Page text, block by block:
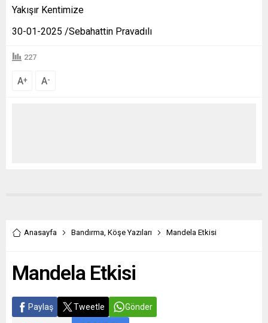
Yakışır Kentimize
30-01-2025 /Sebahattin Pravadılı
227
A+ A-
Anasayfa Bandırma, Köşe Yazıları Mandela Etkisi
Mandela Etkisi
Paylaş Tweetle Gönder